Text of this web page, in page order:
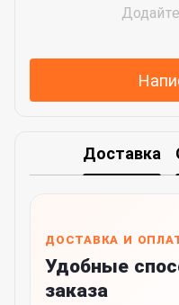
Доставка
ДОСТАВКА И
Удобные
заказа